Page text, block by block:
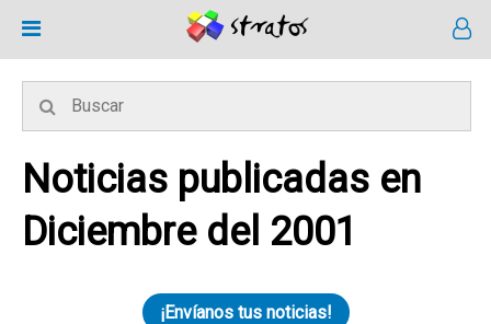
Noticias publicadas en
Diciembre del 2001
¡Envíanos tus noticias!